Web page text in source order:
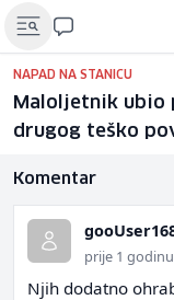
NAPAD NA STANICU
Maloljetnik ubio
drugog teško
Komentar
prije 1 godinu
Njih dodatno